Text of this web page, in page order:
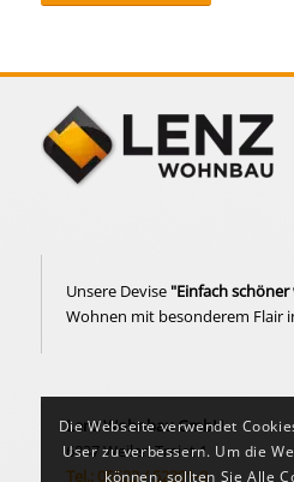
Unsere Devise "Einfach
Wohnen mit besonderem Flair
Lenz Wohnbau GmbH
6837 Weiler, Treiet 1
Tel.: 05523 / 52391-0
Die Webseite verwendet
User zu verbessern. Um die
können, sollten Sie Alle